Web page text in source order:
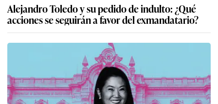
Alejandro Toledo y su pedido de indulto: ¿Qué
acciones se seguirán a favor del exmandatario?